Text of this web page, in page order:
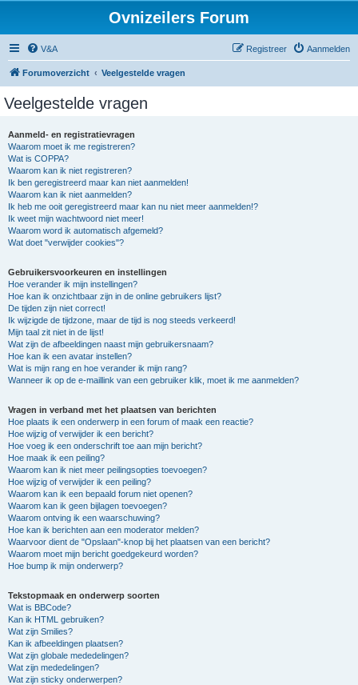
Ovnizeilers Forum
V&A Aanmelden
Registreer
Forumoverzicht Veelgestelde vragen
Veelgestelde vragen
Aanmeld- en registratievragen
Waarom moet ik me registreren?
Wat is COPPA?
Waarom kan ik niet registreren?
Ik ben geregistreerd maar kan niet aanmelden!
Waarom kan ik niet aanmelden?
Ik heb me ooit geregistreerd maar kan nu niet meer aanmelden!?
Ik weet mijn wachtwoord niet meer!
Waarom word ik automatisch afgemeld?
Wat doet "verwijder cookies"?
Gebruikersvoorkeuren en instellingen
Hoe verander ik mijn instellingen?
Hoe kan ik onzichtbaar zijn in de online gebruikers lijst?
De tijden zijn niet correct!
Ik wijzigde de tijdzone, maar de tijd is nog steeds verkeerd!
Mijn taal zit niet in de lijst!
Wat zijn de afbeeldingen naast mijn gebruikersnaam?
Hoe kan ik een avatar instellen?
Wat is mijn rang en hoe verander ik mijn rang?
Wanneer ik op de e-maillink van een gebruiker klik, moet ik me aanmelden?
Vragen in verband met het plaatsen van berichten
Hoe plaats ik een onderwerp in een forum of maak een reactie?
Hoe wijzig of verwijder ik een bericht?
Hoe voeg ik een onderschrift toe aan mijn bericht?
Hoe maak ik een peiling?
Waarom kan ik niet meer peilingsopties toevoegen?
Hoe wijzig of verwijder ik een peiling?
Waarom kan ik een bepaald forum niet openen?
Waarom kan ik geen bijlagen toevoegen?
Waarom ontving ik een waarschuwing?
Hoe kan ik berichten aan een moderator melden?
Waarvoor dient de "Opslaan"-knop bij het plaatsen van een bericht?
Waarom moet mijn bericht goedgekeurd worden?
Hoe bump ik mijn onderwerp?
Tekstopmaak en onderwerp soorten
Wat is BBCode?
Kan ik HTML gebruiken?
Wat zijn Smilies?
Kan ik afbeeldingen plaatsen?
Wat zijn globale mededelingen?
Wat zijn mededelingen?
Wat zijn sticky onderwerpen?